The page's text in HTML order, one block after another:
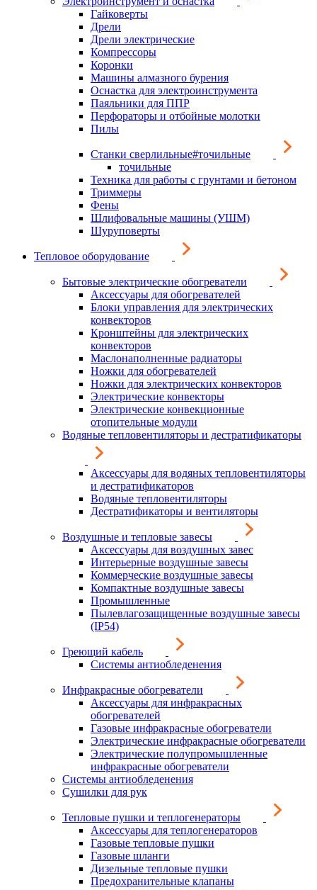
Гайковерты
Дрели
Дрели электрические
Компрессоры
Коронки
Машины алмазного бурения
Оснастка для электроинструмента
Паяльники для ППР
Перфораторы и отбойные молотки
Пилы
Станки сверлильные#точильные
точильные
Техника для работы с грунтами и бетоном
Триммеры
Фены
Шлифовальные машины (УШМ)
Шуруповерты
Тепловое оборудование
Бытовые электрические обогреватели
Аксессуары для обогревателей
Блоки управления для электрических
конвекторов
Кронштейны для электрических
конвекторов
Маслонаполненные радиаторы
Ножки для обогревателей
Ножки для электрических конвекторов
Электрические конвекторы
Электрические конвекционные
отопительные модули
Водяные тепловентиляторы и дестратификаторы
Аксессуары для водяных тепловентиляторы
и дестратификаторов
Водяные тепловентиляторы
Дестратификаторы и вентиляторы
Воздушные и тепловые завесы
Аксессуары для воздушных завес
Интерьерные воздушные завесы
Коммерческие воздушные завесы
Компактные воздушные завесы
Промышленные
Пылевлагозащищенные воздушные завесы
(IP54)
Греющий кабель
Системы антиобледенения
Инфракрасные обогреватели
Аксессуары для инфракрасных
обогревателей
Газовые инфракрасные обогреватели
Электрические инфракрасные обогреватели
Электрические полупромышленные
инфракрасные обогреватели
Системы антиобледенения
Сушилки для рук
Тепловые пушки и теплогенераторы
Аксессуары для теплогенераторов
Газовые тепловые пушки
Газовые шланги
Дизельные тепловые пушки
Предохранительные клапаны